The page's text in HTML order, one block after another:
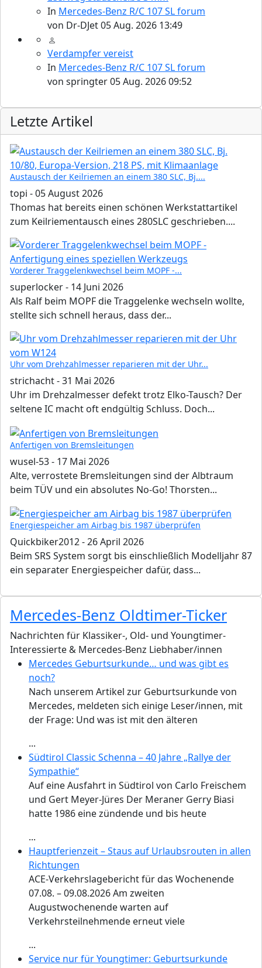
In Mercedes-Benz R/C 107 SL forum
von Dr-DJet05 Aug. 2026 13:49
Verdampfer vereist
In Mercedes-Benz R/C 107 SL forum
von springter05 Aug. 2026 09:52
Letzte Artikel
Austausch der Keilriemen an einem 380 SLC, Bj....
topi -05 August 2026
Thomas hat bereits einen schönen Werkstattartikel
zum Keilriementausch eines 280SLC geschrieben....
Vorderer Traggelenkwechsel beim MOPF -...
superlocker- 14 Juni 2026
Als Ralf beim MOPF die Traggelenke wechseln wollte,
stellte sich schnell heraus, dass der...
Uhr vom Drehzahlmesser reparieren mit der Uhr...
strichacht-31 Mai 2026
Uhr im Drehzalmesser defekt trotz Elko-Tausch? Der
seltene IC macht oft endgültig Schluss. Doch...
Anfertigen von Bremsleitungen
wusel-53- 17 Mai 2026
Alte, verrostete Bremsleitungen sind der Albtraum
beim TÜV und ein absolutes No-Go! Thorsten...
Energiespeicher am Airbag bis 1987 überprüfen
Quickbiker2012-26 April 2026
Beim SRS System sorgt bis einschließlich Modelljahr 87
ein separater Energiespeicher dafür, dass...
Mercedes-Benz Oldtimer-Ticker
Nachrichten für Klassiker-, Old- und Youngtimer-
Interessierte & Mercedes-Benz Liebhaber/innen
Mercedes Geburtsurkunde… und was gibt es
noch?
Nach unserem Artikel zur Geburtsurkunde von
Mercedes, meldeten sich einige Leser/innen, mit
der Frage: Und was ist mit den älteren
...
Südtirol Classic Schenna – 40 Jahre „Rallye der
Sympathie“
Auf eine Ausfahrt in Südtirol von Carlo Freischem
und Gert Meyer-Jüres Der Meraner Gerry Biasi
hatte 1986 eine zündende und bis heute
...
Hauptferienzeit – Staus auf Urlaubsrouten in allen
Richtungen
ACE-Verkehrslagebericht für das Wochenende
07.08. – 09.08.2026 Am zweiten
Augustwochenende warten auf
Verkehrsteilnehmende erneut viele
...
Service nur für Youngtimer: Geburtsurkunde